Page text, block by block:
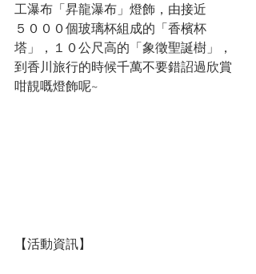
工瀑布「昇龍瀑布」燈飾，由接近
５０００個玻璃杯組成的「香檳杯
塔」，１０公尺高的「象徵聖誕樹」，
到香川旅行的時候千萬不要錯詔過欣賞
咁靚嘅燈飾呢~
【活動資訊】